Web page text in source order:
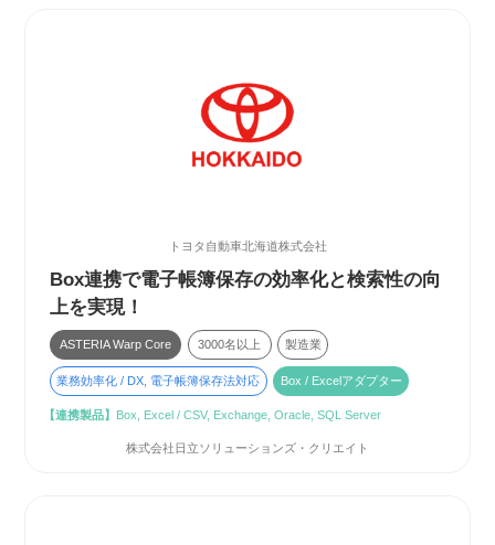
トヨタ自動車北海道株式会社
Box連携で電子帳簿保存の効率化と検索性の向
上を実現！
ASTERIA Warp Core 3000名以上 製造業
業務効率化 / DX, 電子帳簿保存法対応 Box / Excelアダプター
【連携製品】 Box, Excel / CSV, Exchange, Oracle, SQL Server
株式会社日立ソリューションズ・クリエイト